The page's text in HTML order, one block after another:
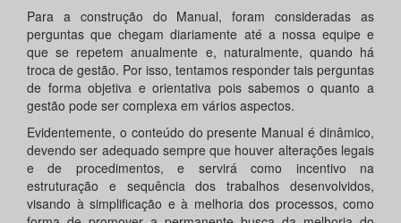
Para a construção do Manual, foram consideradas as
perguntas que chegam diariamente até a nossa equipe e
que se repetem anualmente e, naturalmente, quando há
troca de gestão. Por isso, tentamos responder tais perguntas
de forma objetiva e orientativa pois sabemos o quanto a
gestão pode ser complexa em vários aspectos.
Evidentemente, o conteúdo do presente Manual é dinâmico,
devendo ser adequado sempre que houver alterações legais
e de procedimentos, e servirá como incentivo na
estruturação e sequência dos trabalhos desenvolvidos,
visando à simplificação e à melhoria dos processos, como